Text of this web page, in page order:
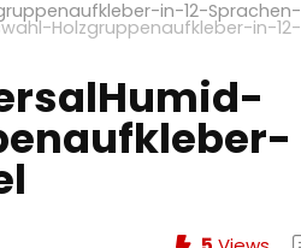
in-12-Sprachen-
Holzgruppenaufkleber-in-12-